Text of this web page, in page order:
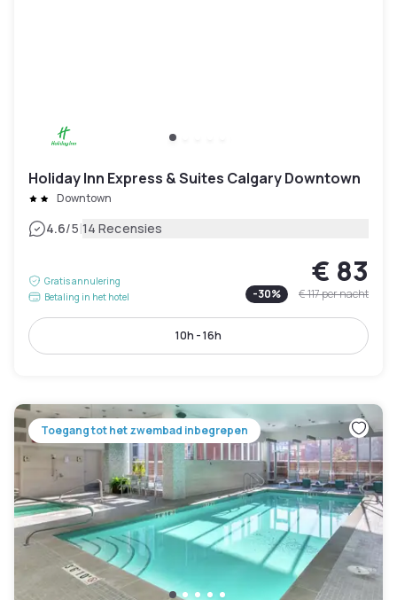
Holiday Inn Express & Suites Calgary Downtown
Downtown
4.6/5|14 Recensies
Gratis annulering
Betaling in het hotel
€ 83
-30% € 117per nacht
10h - 16h
Toegang tot het zwembad inbegrepen